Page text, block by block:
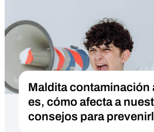
Maldita contaminación
es, cómo afecta a
consejos para